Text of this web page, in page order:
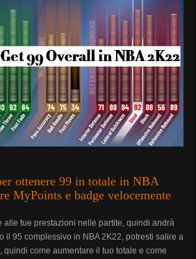
ottenere 99 in totale in NBA
MyPoints e badge velocemente
alle tue prestazioni nelle partite, quindi andrà
il 95 complessivo in NBA 2K22, potresti salire a
quindi come aumentare il tuo totale e come